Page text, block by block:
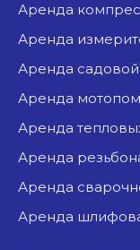
аренда
аренда
аренда
аренда
аренда
аренда
аренда
аренда